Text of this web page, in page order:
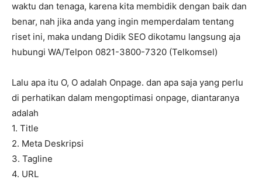
waktu dan tenaga, karena kita membidik dengan baik dan
benar, nah jika anda yang ingin memperdalam tentang
riset ini, maka undang Didik SEO dikotamu langsung aja
hubungi WA/Telpon 0821-3800-7320 (Telkomsel)
Lalu apa itu O, O adalah Onpage. dan apa saja yang perlu
di perhatikan dalam mengoptimasi onpage, diantaranya
adalah
1. Title
2. Meta Deskripsi
3. Tagline
4. URL